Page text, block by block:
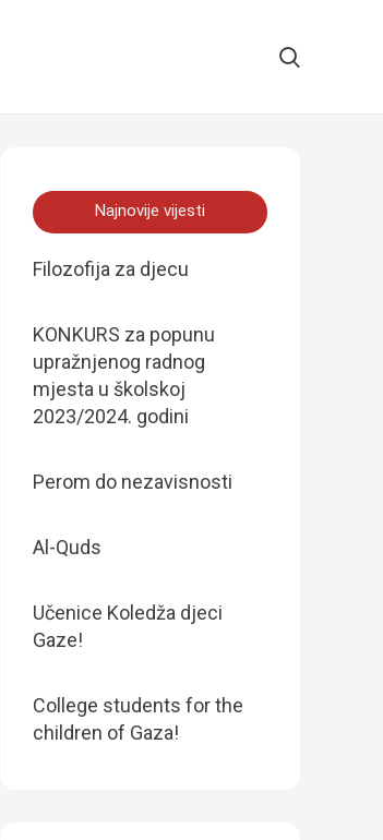
Najnovije vijesti
Filozofija za djecu
KONKURS za popunu
upražnjenog radnog
mjesta u školskoj
2023/2024. godini
Perom do nezavisnosti
Al-Quds
Učenice Koledža djeci
Gaze!
College students for the
children of Gaza!